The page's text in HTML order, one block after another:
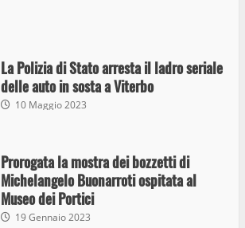
La Polizia di Stato arresta il ladro seriale
delle auto in sosta a Viterbo
10 Maggio 2023
Prorogata la mostra dei bozzetti di
Michelangelo Buonarroti ospitata al
Museo dei Portici
19 Gennaio 2023